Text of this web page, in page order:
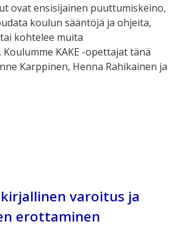
ovat ensisijainen puuttumiskeino,
koulun sääntöjä ja ohjeita,
kohtelee muita
KAKE -opettajat tänä
Karppinen, Henna Rahikainen ja
varoitus ja
erottaminen